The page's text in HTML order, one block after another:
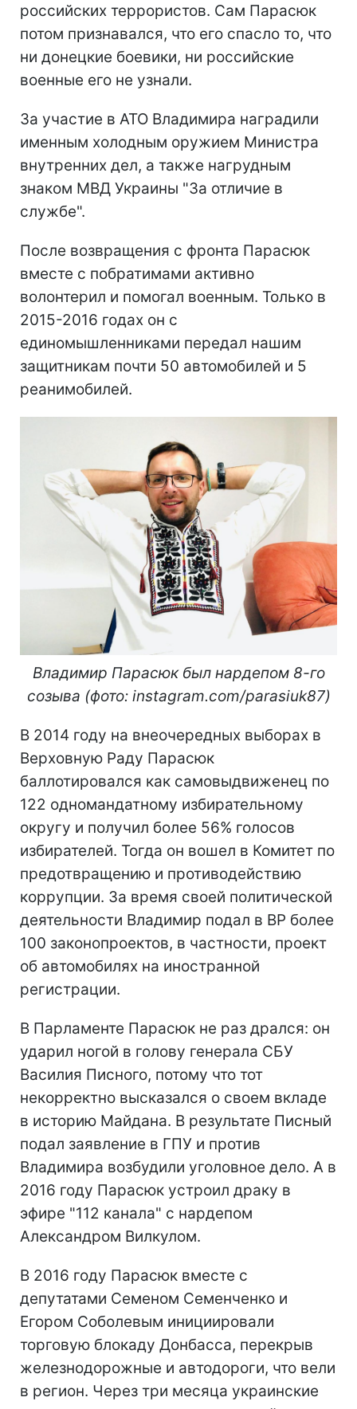
российских террористов. Сам Парасюк
потом признавался, что его спасло то, что
ни донецкие боевики, ни российские
военные его не узнали.
За участие в АТО Владимира наградили
именным холодным оружием Министра
внутренних дел, а также нагрудным
знаком МВД Украины "За отличие в
службе".
После возвращения с фронта Парасюк
вместе с побратимами активно
волонтерил и помогал военным. Только в
2015-2016 годах он с
единомышленниками передал нашим
защитникам почти 50 автомобилей и 5
реанимобилей.
Владимир Парасюк был нардепом 8-го
созыва (фото: instagram.com/parasiuk87)
В 2014 году на внеочередных выборах в
Верховную Раду Парасюк
баллотировался как самовыдвиженец по
122 одномандатному избирательному
округу и получил более 56% голосов
избирателей. Тогда он вошел в Комитет по
предотвращению и противодействию
коррупции. За время своей политической
деятельности Владимир подал в ВР более
100 законопроектов, в частности, проект
об автомобилях на иностранной
регистрации.
В Парламенте Парасюк не раз дрался: он
ударил ногой в голову генерала СБУ
Василия Писного, потому что тот
некорректно высказался о своем вкладе
в историю Майдана. В результате Писный
подал заявление в ГПУ и против
Владимира возбудили уголовное дело. А в
2016 году Парасюк устроил драку в
эфире "112 канала" с нардепом
Александром Вилкулом.
В 2016 году Парасюк вместе с
депутатами Семеном Семенченко и
Егором Соболевым инициировали
торговую блокаду Донбасса, перекрыв
железнодорожные и автодороги, что вели
в регион. Через три месяца украинские